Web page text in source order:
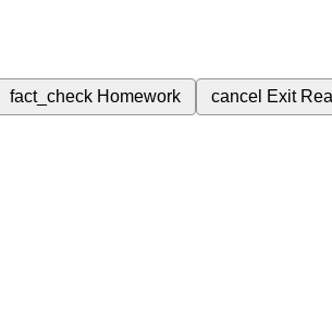
fact_check Homework cancel Exit